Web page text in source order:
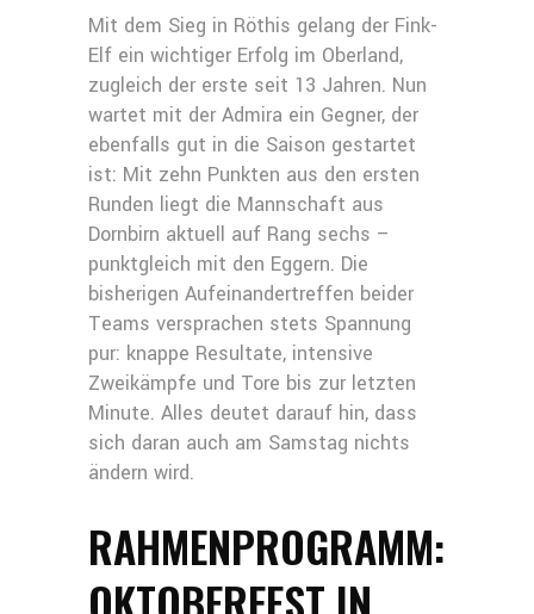
Mit dem Sieg in Röthis gelang der Fink-
Elf ein wichtiger Erfolg im Oberland,
zugleich der erste seit 13 Jahren. Nun
wartet mit der Admira ein Gegner, der
ebenfalls gut in die Saison gestartet
ist: Mit zehn Punkten aus den ersten
Runden liegt die Mannschaft aus
Dornbirn aktuell auf Rang sechs –
punktgleich mit den Eggern. Die
bisherigen Aufeinandertreffen beider
Teams versprachen stets Spannung
pur: knappe Resultate, intensive
Zweikämpfe und Tore bis zur letzten
Minute. Alles deutet darauf hin, dass
sich daran auch am Samstag nichts
ändern wird.
RAHMENPROGRAMM: